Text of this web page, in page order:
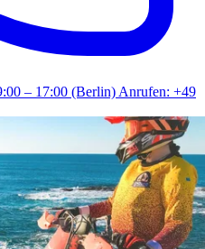
– 17:00 (Berlin)Anrufen: +49